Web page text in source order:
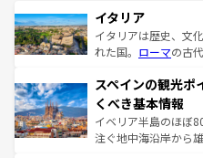
イタリア
イタリアは歴史、文
れた国。 ローマの古
ろん、トスカーナの
景など、自然景観も
ピザやパスタなど、
できる。朝目覚めて
スペインの観光ポ
くべき基本情報
イベリア半島のほぼ
注ぐ地中海沿岸から